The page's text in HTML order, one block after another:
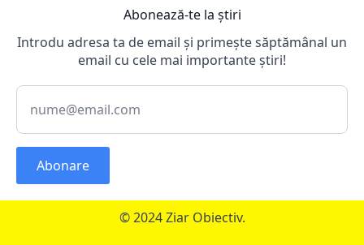
Abonează-te la știri
Introdu adresa ta de email și primește săptămânal un
email cu cele mai importante știri!
Abonare
© 2024 Ziar Obiectiv.